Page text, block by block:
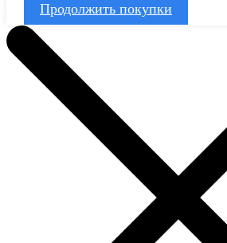
Продолжить покупки